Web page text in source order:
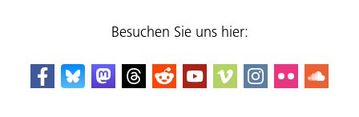
Besuchen Sie uns hier: